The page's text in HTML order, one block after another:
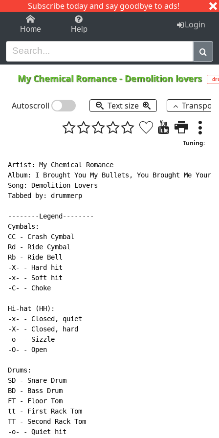
Subscribe today and say goodbye to ads!
1-9 C I J
Home Help Login
My Chemical Romance - Demolition lovers
Autoscroll Text size
Tuning:
Artist: My Chemical Romance
Album: I Brought You My Bullets, You Brought Me Your
Song: Demolition Lovers
Tabbed by: drummerp
--------Legend--------
Cymbals:
CC - Crash Cymbal
Rd - Ride Cymbal
Rb - Ride Bell
-X- - Hard hit
-C- - Choke
Hi-hat (HH):
-x- - Closed, quiet
-X- - Closed, hard
-o- - Sizzle
-O- - Open
Drums:
SD - Snare Drum
BD - Bass Drum
FT - Floor Tom
tt - First Rack Tom
TT - Second Rack Tom
-o- - Quiet hit